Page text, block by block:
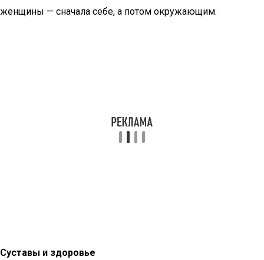
женщины — сначала себе, а потом окружающим.
Суставы и здоровье